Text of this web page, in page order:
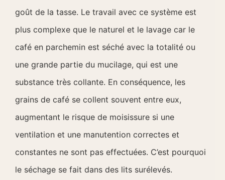
goût de la tasse. Le travail avec ce système est
plus complexe que le naturel et le lavage car le
café en parchemin est séché avec la totalité ou
une grande partie du mucilage, qui est une
substance très collante. En conséquence, les
grains de café se collent souvent entre eux,
augmentant le risque de moisissure si une
ventilation et une manutention correctes et
constantes ne sont pas effectuées. C’est pourquoi
le séchage se fait dans des lits surélevés.